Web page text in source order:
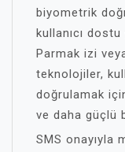
biyometrik
kullanıcı
Parmak izi
teknolojiler,
doğrulamak
ve daha güçlü
SMS onayıyla